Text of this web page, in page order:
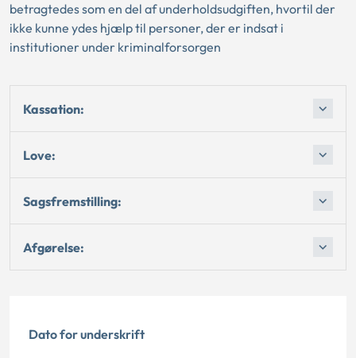
betragtedes som en del af underholdsudgiften, hvortil der
ikke kunne ydes hjælp til personer, der er indsat i
institutioner under kriminalforsorgen
Kassation:
Love:
Sagsfremstilling:
Afgørelse:
Dato for underskrift